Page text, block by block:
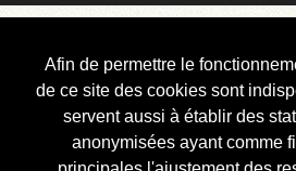
Afin de permettre le
de ce site des cookies sont
servent aussi à établir des
anonymisées ayant comme
Courbis, « LE »
Blog Officiel
Bienvenue